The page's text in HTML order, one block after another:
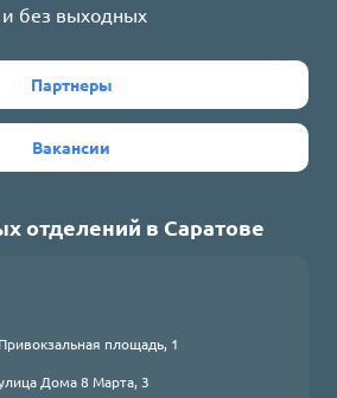
и без выходных
Партнеры
Вакансии
отделений в Саратове
площадь, 1
Дома 8 Марта, 3